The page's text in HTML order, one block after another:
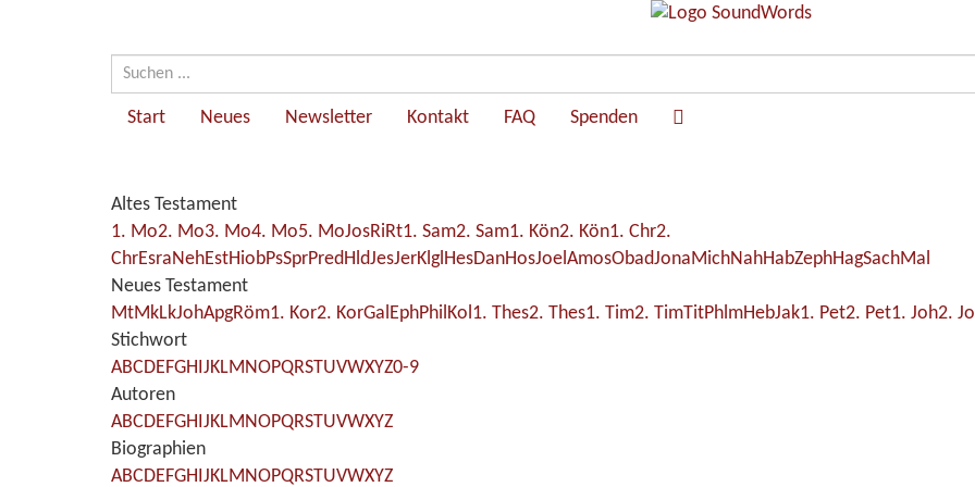
Start Neues Newsletter Kontakt FAQ Spenden
Altes Testament
1. Mo2. Mo3. Mo4. Mo5. MoJosRiRt1. Sam2. Sam1. Kön2. Kön1. Chr2.
ChrEsraNehEstHiobPsSprPredHldJesJerKlglHesDanHosJoelAmosObadJonaMichNahHabZephHagSachMal
Neues Testament
MtMkLkJohApgRöm1. Kor2. KorGalEphPhilKol1. Thes2. Thes1. Tim2. TimTitPhlmHebJak1. Pet2. Pet1. Joh2.
Stichwort
ABCDEFGHIJKLMNOPQRSTUVWXYZ0-9
Autoren
ABCDEFGHIJKLMNOPQRSTUVWXYZ
Biographien
ABCDEFGHIJKLMNOPQRSTUVWXYZ